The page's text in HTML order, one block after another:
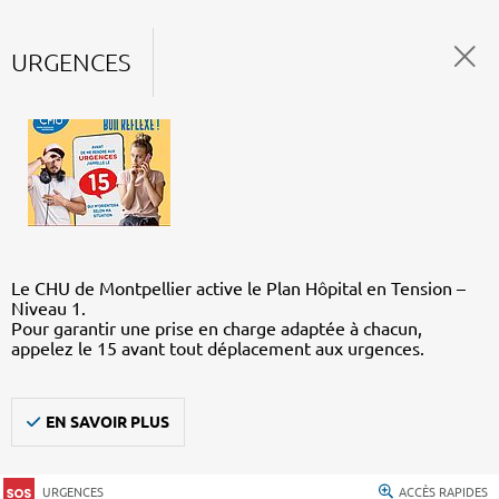
URGENCES
Le CHU de Montpellier active le Plan Hôpital en Tension –
Niveau 1.
Pour garantir une prise en charge adaptée à chacun,
appelez le 15 avant tout déplacement aux urgences.
EN SAVOIR PLUS
URGENCES ACCÈS RAPIDES